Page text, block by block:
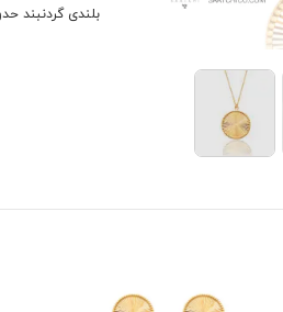
بلندی گردنبند حدودا 42 سانت می